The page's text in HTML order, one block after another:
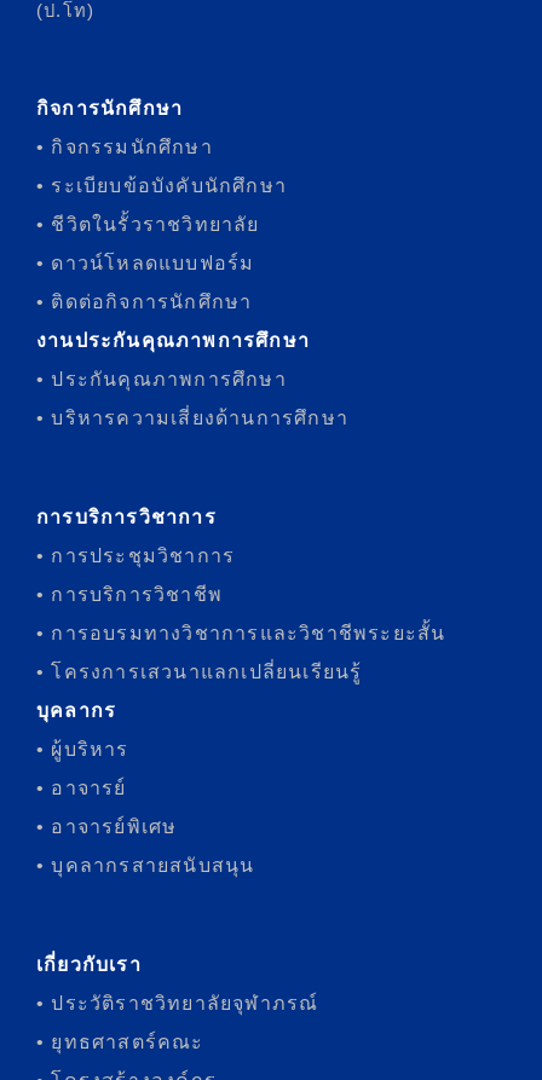
(ป.โท)
กิจการนักศึกษา
• กิจกรรมนักศึกษา
• ระเบียบข้อบังคับนักศึกษา
• ชีวิตในรั้วราชวิทยาลัย
• ดาวน์โหลดแบบฟอร์ม
• ติดต่อกิจการนักศึกษา
งานประกันคุณภาพการศึกษา
• ประกันคุณภาพการศึกษา
• บริหารความเสี่ยงด้านการศึกษา
การบริการวิชาการ
• การประชุมวิชาการ
• การบริการวิชาชีพ
• การอบรมทางวิชาการและวิชาชีพระยะสั้น
• โครงการเสวนาแลกเปลี่ยนเรียนรู้
บุคลากร
• ผู้บริหาร
• อาจารย์
• อาจารย์พิเศษ
• บุคลากรสายสนับสนุน
เกี่ยวกับเรา
• ประวัติราชวิทยาลัยจุฬาภรณ์
• ยุทธศาสตร์คณะ